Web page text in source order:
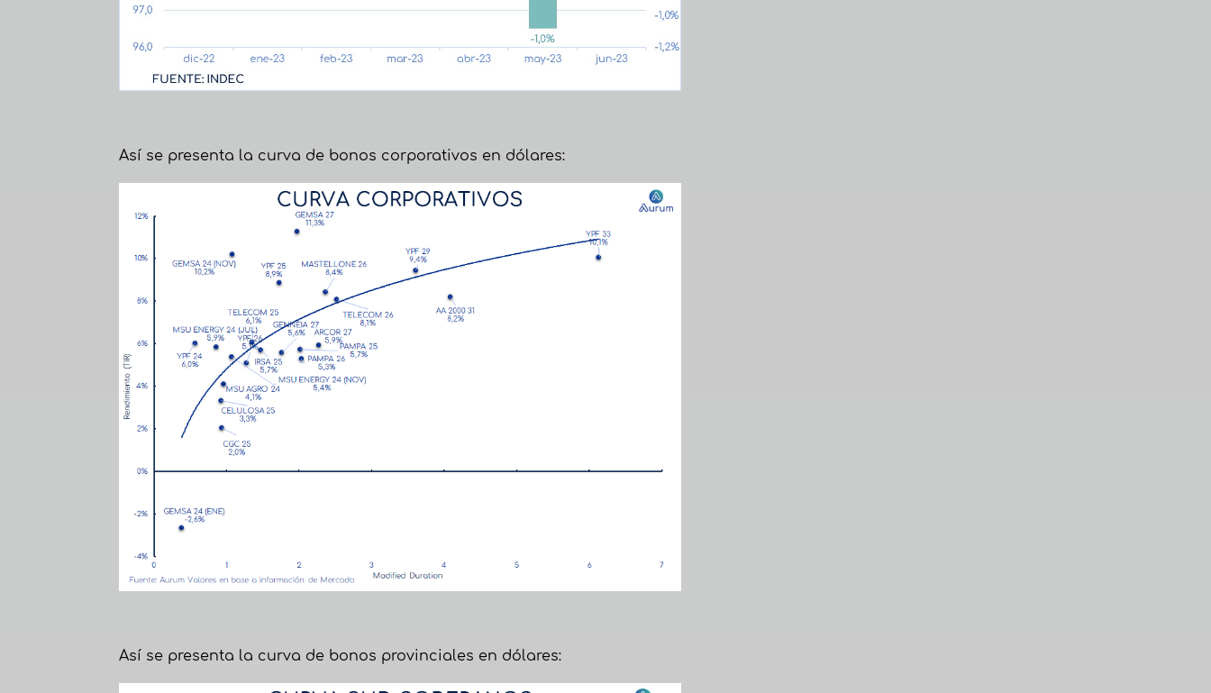
Así se presenta la curva de bonos corporativos en dólares:
Así se presenta la curva de bonos provinciales en dólares: